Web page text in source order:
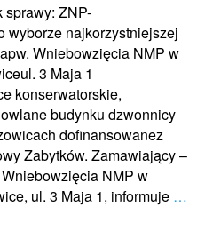
sprawy: ZNP-
wyborze najkorzystniejszej
Wniebowzięcia NMP w
3 Maja 1
konserwatorskie,
budynku dzwonnicy
dofinansowanez
Zabytków. Zamawiający –
NMP w
ul. 3 Maja 1, informuje …